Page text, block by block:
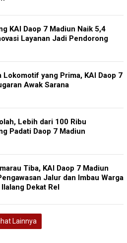
KAI Daop 7 Madiun Naik 5,4
Layanan Jadi Pendorong
Lokomotif yang Prima, KAI Daop 7
Awak Sarana
Lebih dari 100 Ribu
Padati Daop 7 Madiun
Tiba, KAI Daop 7 Madiun
Jalur dan Imbau Warga
Dekat Rel
Lainnya